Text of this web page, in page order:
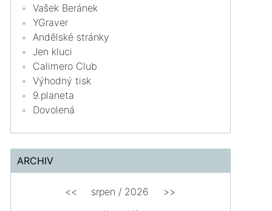
Vašek Beránek
YGraver
Andělské stránky
Jen kluci
Calimero Club
Výhodný tisk
9.planeta
Dovolená
ARCHIV
<< srpen / 2026 >>